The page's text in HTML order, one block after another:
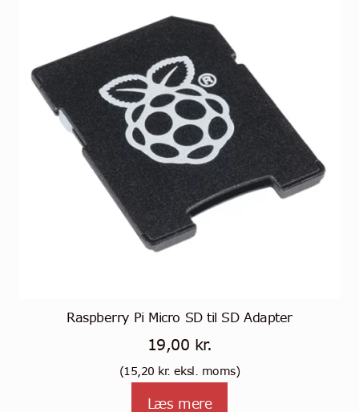
Raspberry Pi Micro SD til SD Adapter
19,00 kr.
(15,20 kr. eksl. moms)
Læs mere